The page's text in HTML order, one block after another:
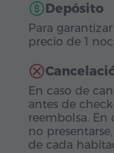
Depósito
Para
precio de 1
En caso de
antes de
reembolsa. En
no
de cada